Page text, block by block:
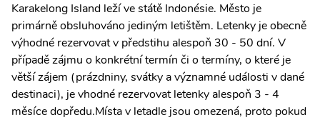
Karakelong Island leží ve státě Indonésie. Město je
primárně obsluhováno jediným letištěm. Letenky je obecně
výhodné rezervovat v předstihu alespoň 30 - 50 dní. V
případě zájmu o konkrétní termín či o termíny, o které je
větší zájem (prázdniny, svátky a významné události v dané
destinaci), je vhodné rezervovat letenky alespoň 3 - 4
měsíce dopředu.Místa v letadle jsou omezená, proto pokud